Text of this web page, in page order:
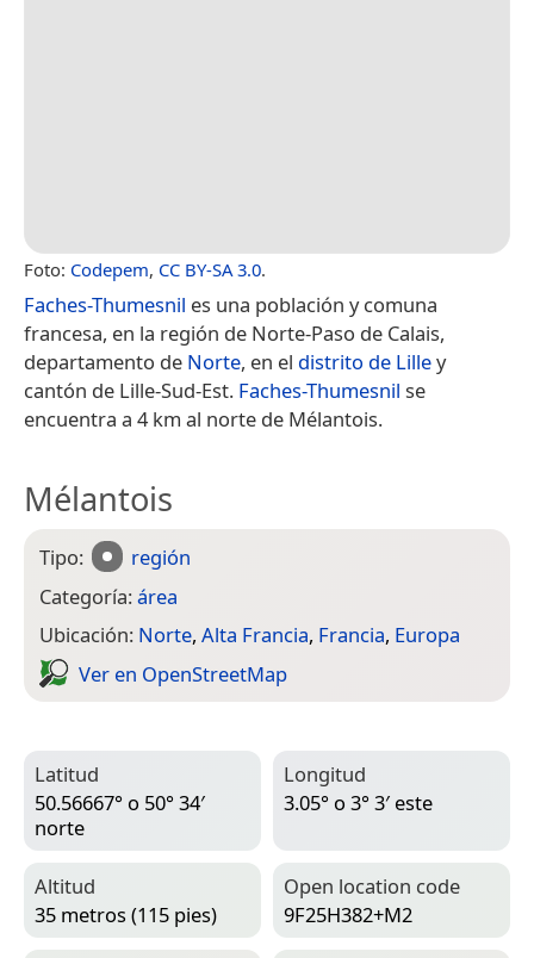
Foto: Codepem, CC BY-SA 3.0.
Faches-Thumesnil es una población y comuna
francesa, en la región de Norte-Paso de Calais,
departamento de Norte, en el distrito de Lilley
cantón de Lille-Sud-Est. Faches-Thumesnil se
encuentra a 4 km al norte de Mélantois.
Mélantois
Tipo:
región
Categoría:área
Ubicación: Norte, Alta Francia, Francia, Europa
Ver en Open­Street­Map
Latitud
50.56667° o 50° 34′
norte
Longitud
3.05° o 3° 3′ este
Altitud
35 metros (115 pies)
Open location code
9F25H382+M2